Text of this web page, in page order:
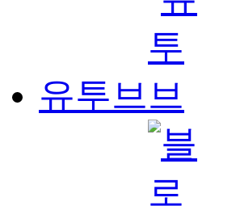
유투브